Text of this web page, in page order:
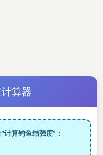
算器
算钓鱼结强度”：